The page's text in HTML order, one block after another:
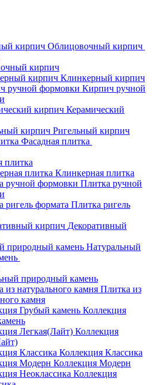
Облицовочный кирпич
кирпич
Клинкерный кирпич
Кирпич ручной
Керамический
Ригельный кирпич
Фасадная плитка
плитка
Клинкерная плитка
Плитка ручной
Плитка ригель
Декоративный
Натуральный
природный камень
Плитка из
камня
Коллекция
Коллекция
Коллекция Классика
Коллекция Модерн
Коллекция